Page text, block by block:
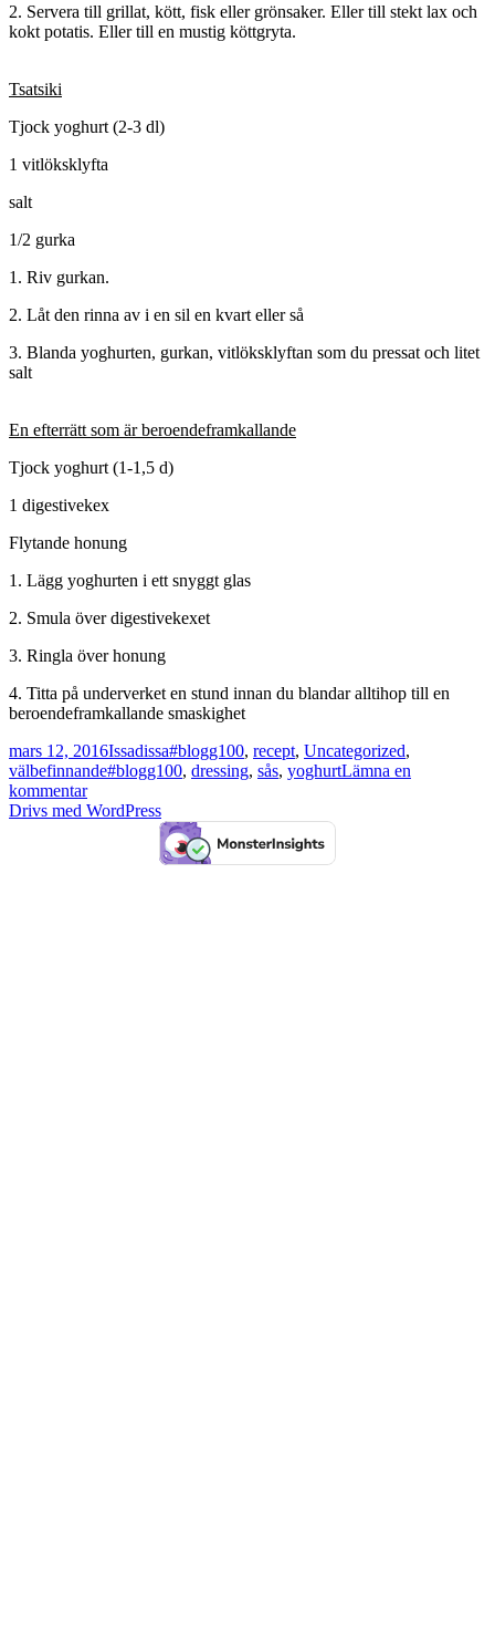
2. Servera till grillat, kött, fisk eller grönsaker. Eller till stekt lax och
kokt potatis. Eller till en mustig köttgryta.
Tsatsiki
Tjock yoghurt (2-3 dl)
1 vitlöksklyfta
salt
1/2 gurka
1. Riv gurkan.
2. Låt den rinna av i en sil en kvart eller så
3. Blanda yoghurten, gurkan, vitlöksklyftan som du pressat och litet
salt
En efterrätt som är beroendeframkallande
Tjock yoghurt (1-1,5 d)
1 digestivekex
Flytande honung
1. Lägg yoghurten i ett snyggt glas
2. Smula över digestivekexet
3. Ringla över honung
4. Titta på underverket en stund innan du blandar alltihop till en
beroendeframkallande smaskighet
Postat
mars 12, 2016Författare
IssadissaKategorier
#blogg100, recept, Uncategorized,
välbefinnandeTaggar
#blogg100, dressing, sås, yoghurtLämna en
kommentartill
Mycket
användbara
Drivs med WordPress